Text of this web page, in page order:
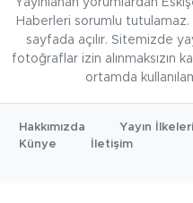
Yayınlanan yorumlardan
Haberleri sorumlu
sayfada açılır. Sitemizde
fotoğraflar izin alınmaksızın
ortamda
Hakkımızda
Yayın İlkeleri
Künye
İletişim